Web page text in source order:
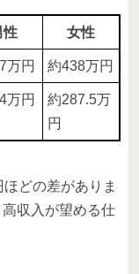
性 女性
万円 約438万円
万円
約287.5万
円
どの差がありま
収入が望める仕